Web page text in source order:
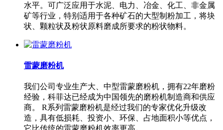
水平。可广泛应用于水泥、电力、冶金、化工、非金属
矿等行业，特别适用于各种矿石的大型制粉加工，将块
状、颗粒状及粉状原料磨成所要求的粉状物料。
雷蒙磨粉机
我们公司专业生产大、中型雷蒙磨粉机，拥有22年磨粉
经验，科菲达已经成为中国领先的磨粉机制造商和供应
商。 R系列雷蒙磨粉机是经过我们的专家优化升级改
造，具有低损耗、投资小、环保、占地面积小等优点，